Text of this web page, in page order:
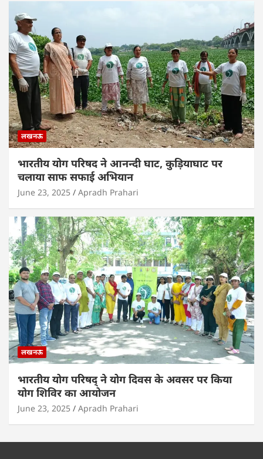
लखनऊ
भारतीय योग परिषद ने आनन्दी घाट, कुड़ियाघाट पर
चलाया साफ सफाई अभियान
June 23, 2025 Apradh Prahari
लखनऊ
भारतीय योग परिषद् ने योग दिवस के अवसर पर किया
योग शिविर का आयोजन
June 23, 2025 Apradh Prahari